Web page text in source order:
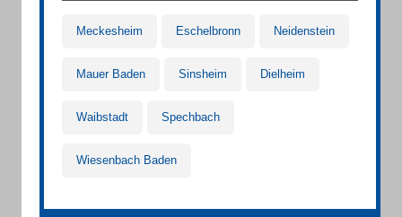
Meckesheim Eschelbronn Neidenstein
Mauer Baden Sinsheim Dielheim
Waibstadt Spechbach
Wiesenbach Baden